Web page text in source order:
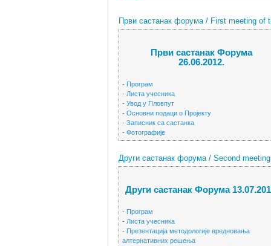
Први састанак форума / First meeting of
Први састанак Форума
26.06.2012.
- Програм
- Листа учесника
-Увод у Пловпут
-Основни подаци о Пројекту
-Записник са састанка
-Фотографије
Други састанак форума / Second
Други састанак Форума
- Програм
- Листа учесника
- Презентација методологије вредновања
алтернативних решења